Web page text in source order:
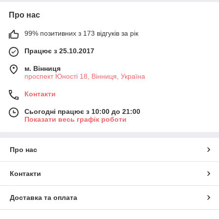
Про нас
99% позитивних з 173 відгуків за рік
Працює з 25.10.2017
м. Вінниця
проспект Юності 18, Вінниця, Україна
Контакти
Сьогодні працює з 10:00 до 21:00
Показати весь графік роботи
Про нас
Контакти
Доставка та оплата